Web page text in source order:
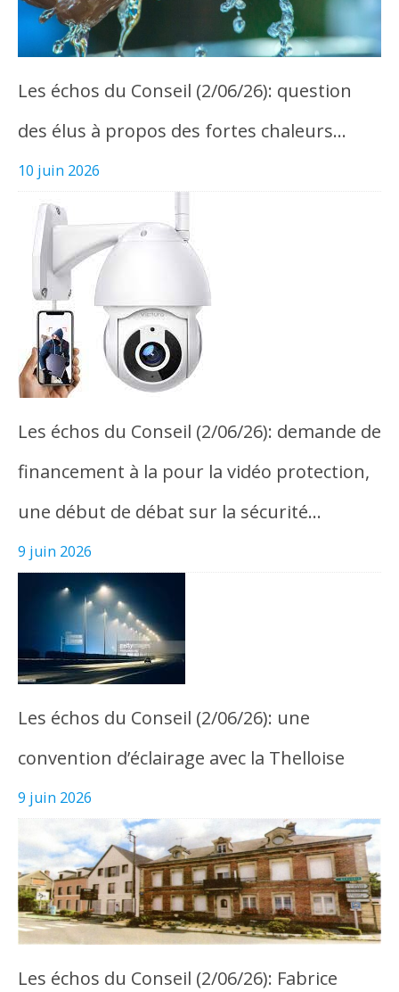
Les échos du Conseil (2/06/26): question
des élus à propos des fortes chaleurs…
10 juin 2026
Les échos du Conseil (2/06/26): demande de
financement à la pour la vidéo protection,
une début de débat sur la sécurité…
9 juin 2026
Les échos du Conseil (2/06/26): une
convention d’éclairage avec la Thelloise
9 juin 2026
Les échos du Conseil (2/06/26): Fabrice